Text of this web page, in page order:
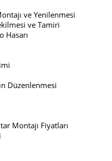
ve Yenilenmesi
ve Tamiri
Hasarı
Düzenlenmesi
Montajı Fiyatları